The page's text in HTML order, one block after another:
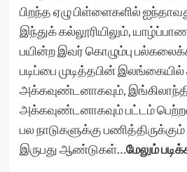
பிறந்த ஏழு பிள்ளைகளில்
இந்துக் கல்லூரியிலும்,
பயின்ற இவர் கொழும்பு
படிப்பை முடித்தபின் இலங்கையில்
அக்கவுண்டனாகவும்,
அக்கவுண்டனாகவும் பட்டம்
பல நாடுகளுக்கு
இருபது ஆண்டுகள்…மேலும்